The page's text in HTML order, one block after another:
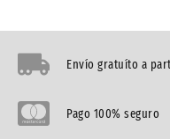
Envío gratuíto a
Pago 100% seguro